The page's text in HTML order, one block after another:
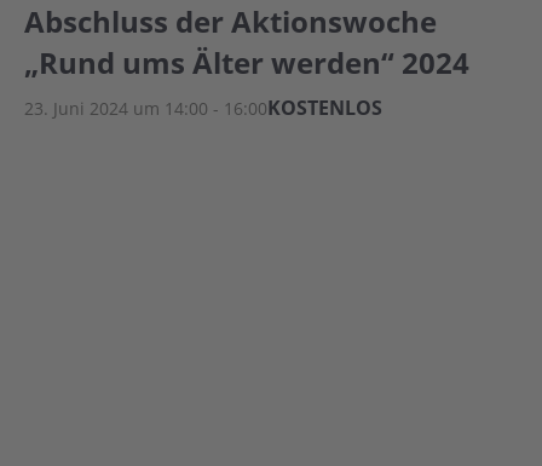
Abschluss der Aktionswoche
„Rund ums Älter werden“ 2024
23. Juni 2024 um 14:00 - 16:00KOSTENLOS